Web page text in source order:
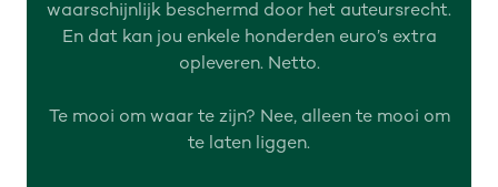
waarschijnlijk beschermd door het auteursrecht.
En dat kan jou enkele honderden euro’s extra
opleveren. Netto.
Te mooi om waar te zijn? Nee, alleen te mooi om
te laten liggen.